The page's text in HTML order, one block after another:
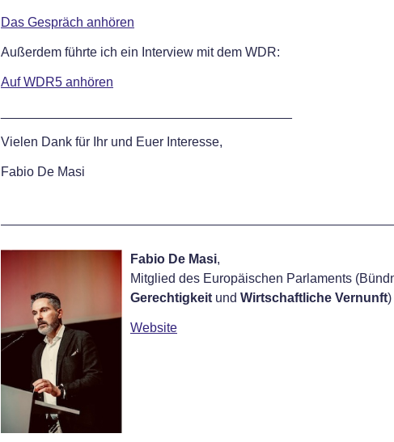
Das Gespräch anhören
Außerdem führte ich ein Interview mit dem WDR:
Auf WDR5 anhören
Vielen Dank für Ihr und Euer Interesse,
Fabio De Masi
Fabio De Masi,
Mitglied des Europäischen Parlaments
Gerechtigkeit und Wirtschaftliche Vernunft)
Website